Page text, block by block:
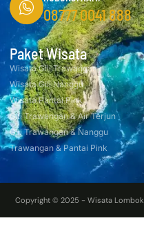
08777 0041 888
Paket Wisata
Wisata Gili Trawangan
Wisata Gili Nanggu
Wisata Pantai Pink
Gili Trawangan & Air Terjun
Gili Trawangan & Nanggu
Trawangan & Pantai Pink
Copyright © 2025 - Wisata Lombok